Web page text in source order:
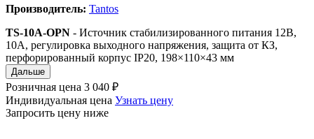
Производитель: Tantos
TS-10A-OPN - Источник стабилизированного питания 12В,
10А, регулировка выходного напряжения, защита от КЗ,
перфорированный корпус IP20, 198×110×43 мм
Дальше
Розничная цена 3 040 ₽
Индивидуальная цена Узнать цену
Запросить цену ниже